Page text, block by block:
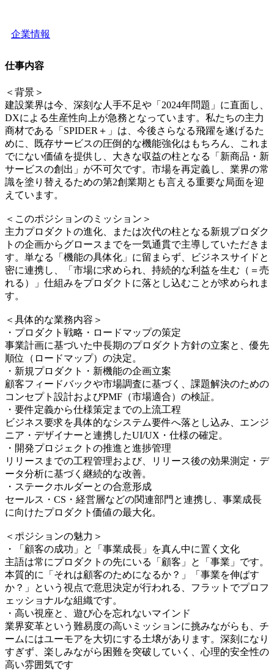
企業情報
仕事内容
＜背景＞
建設業界は今、深刻な人手不足や「2024年問題」に直面し、
DXによる生産性向上が急務となっています。私たちの主力
商材である「SPIDER＋」は、今後さらなる飛躍を遂げるた
めに、既存サービスの圧倒的な機能強化はもちろん、これま
でにない価値を提供し、大きな収益の柱となる「新商品・新
サービスの創出」が不可欠です。市場を再定義し、業界の常
識を塗り替えるための第2創業期とも言える重要な局面を迎
えています。
＜このポジションのミッション＞
主力プロダクトの進化、または次代の柱となる新規プロダク
トの企画からグロースまでを一気通貫で主導していただきま
す。単なる「機能の具体化」に留まらず、ビジネスサイドと
密に連携し、「市場に求められ、持続的な利益を生む（＝売
れる）」仕組みをプロダクトに落とし込むことが求められま
す。
＜具体的な業務内容＞
・プロダクト戦略・ロードマップの策定
事業計画に基づいた中長期のプロダクト方針の立案と、優先
順位（ロードマップ）の決定。
・新規プロダクト・新機能の企画立案
顧客フィードバックや市場調査に基づく、課題解決のための
コンセプト設計およびPMF（市場適合）の検証。
・要件定義から仕様策定までの上流工程
ビジネス要求を具体的なシステム要件へ落とし込み、エンジ
ニア・デザイナーと連携したUI/UX・仕様の確定。
・開発プロジェクトの推進と進捗管理
リリースまでの工程管理および、リリース後の効果測定・デ
ータ分析に基づく継続的な改善。
・ステークホルダーとの合意形成
セールス・CS・経営層などの関連部門と連携し、事業成長
に向けたプロダクト価値の最大化。
＜ポジションの魅力＞
・「顧客の成功」と「事業成長」を真ん中に置く文化
主語は常にプロダクトの先にいる「顧客」と「事業」です。
本質的に「それは顧客のためになるか？」「事業を伸ばす
か？」という視点で意思決定が行われる、フラットでプロフ
ェッショナルな組織です。
・高い視座と、遊び心を忘れないマインド
業界変革という難易度の高いミッションに挑みながらも、チ
ームにはユーモアを大切にする土壌があります。深刻になり
すぎず、楽しみながら困難を突破していく、心理的安全性の
高い雰囲気です